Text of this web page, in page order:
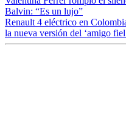
Balvin: “Es un lujo”
Renault 4 eléctrico en
la nueva versión del ‘amigo